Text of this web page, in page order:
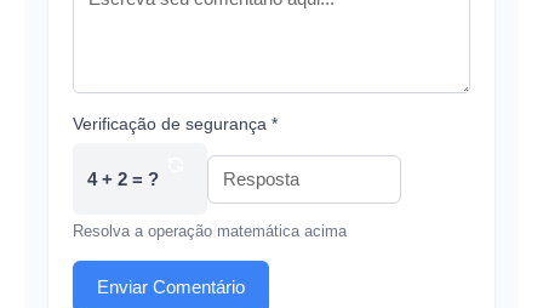
Verificação de segurança *
4 + 2 = ?
Resolva a operação matemática acima
Enviar Comentário